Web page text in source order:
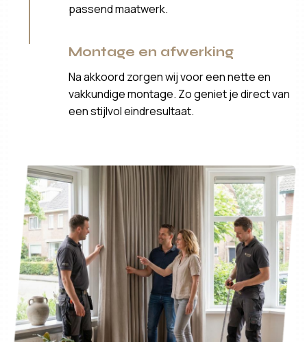
passend maatwerk.
Montage en afwerking
Na akkoord zorgen wij voor een nette en
vakkundige montage. Zo geniet je direct van
een stijlvol eindresultaat.